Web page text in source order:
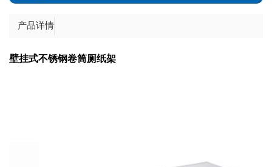
产品详情
壁挂式不锈钢卷筒厕纸架